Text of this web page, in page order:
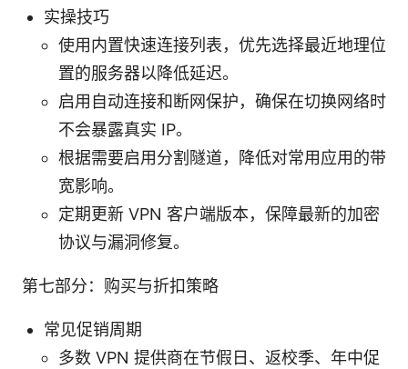
实操技巧
使用内置快速连接列表，优先选择最近地理位
置的服务器以降低延迟。
启用自动连接和断网保护，确保在切换网络时
不会暴露真实 IP。
根据需要启用分割隧道，降低对常用应用的带
宽影响。
定期更新 VPN 客户端版本，保障最新的加密
协议与漏洞修复。
第七部分：购买与折扣策略
常见促销周期
多数 VPN 提供商在节假日、返校季、年中促